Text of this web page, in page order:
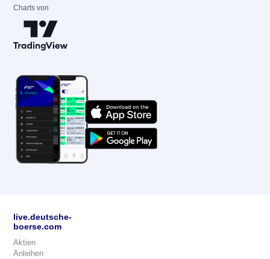
Charts von
live.deutsche-
boerse.com
Aktien
Anleihen